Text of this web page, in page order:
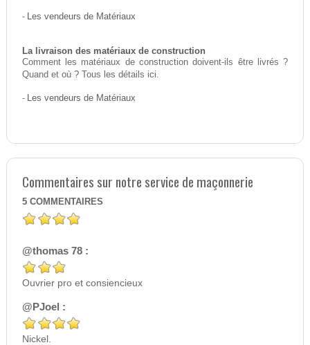
- Les vendeurs de Matériaux
La livraison des matériaux de construction
Comment les matériaux de construction doivent-ils être livrés ?
Quand et où ? Tous les détails ici.
- Les vendeurs de Matériaux
Commentaires sur notre service de maçonnerie
5 COMMENTAIRES
@thomas 78 :
Ouvrier pro et consiencieux
@PJoel :
Nickel.